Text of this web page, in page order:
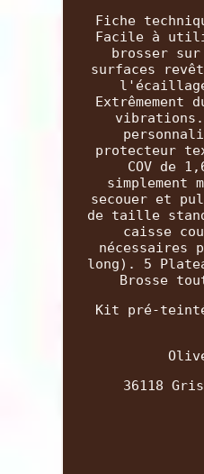
Fiche
Facile à
brosser
surfaces
vibrations.
protecteur
COV de
secouer et
de taille
caisse
nécessaires
long). 5
Brosse
Kit pré-
36118